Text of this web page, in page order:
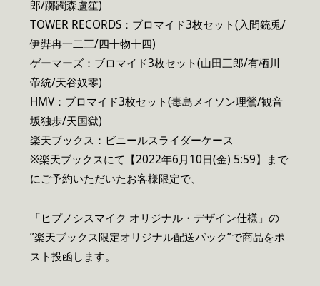
郎/躑躅森盧笙)
TOWER RECORDS：ブロマイド3枚セット(入間銃兎/
伊弉冉一二三/四十物十四)
ゲーマーズ：ブロマイド3枚セット(山田三郎/有栖川
帝統/天谷奴零)
HMV：ブロマイド3枚セット(毒島メイソン理鶯/観音
坂独歩/天国獄)
楽天ブックス：ビニールスライダーケース
※楽天ブックスにて【2022年6月10日(金) 5:59】まで
にご予約いただいたお客様限定で、
「ヒプノシスマイク オリジナル・デザイン仕様」の
”楽天ブックス限定オリジナル配送パック”で商品をポ
スト投函します。